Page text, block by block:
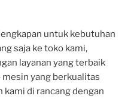
untuk kebutuhan
saja ke toko kami,
layanan yang terbaik
yang berkualitas
kami di rancang dengan